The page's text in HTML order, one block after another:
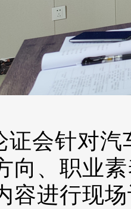
证会针对
向、职业
容进行现